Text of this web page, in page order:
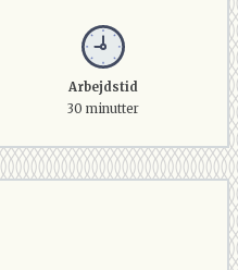
Arbejdstid
30 minutter